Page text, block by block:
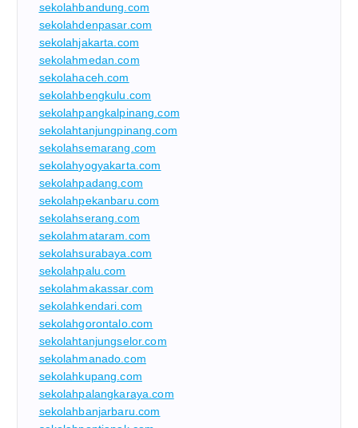
sekolahbandung.com
sekolahdenpasar.com
sekolahjakarta.com
sekolahmedan.com
sekolahaceh.com
sekolahbengkulu.com
sekolahpangkalpinang.com
sekolahtanjungpinang.com
sekolahsemarang.com
sekolahyogyakarta.com
sekolahpadang.com
sekolahpekanbaru.com
sekolahserang.com
sekolahmataram.com
sekolahsurabaya.com
sekolahpalu.com
sekolahmakassar.com
sekolahkendari.com
sekolahgorontalo.com
sekolahtanjungselor.com
sekolahmanado.com
sekolahkupang.com
sekolahpalangkaraya.com
sekolahbanjarbaru.com